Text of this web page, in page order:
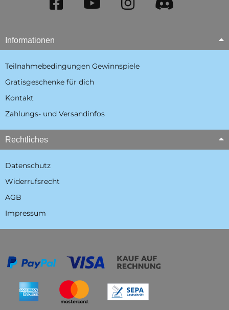
Informationen
Teilnahmebedingungen Gewinnspiele
Gratisgeschenke für dich
Kontakt
Zahlungs- und Versandinfos
Rechtliches
Datenschutz
Widerrufsrecht
AGB
Impressum